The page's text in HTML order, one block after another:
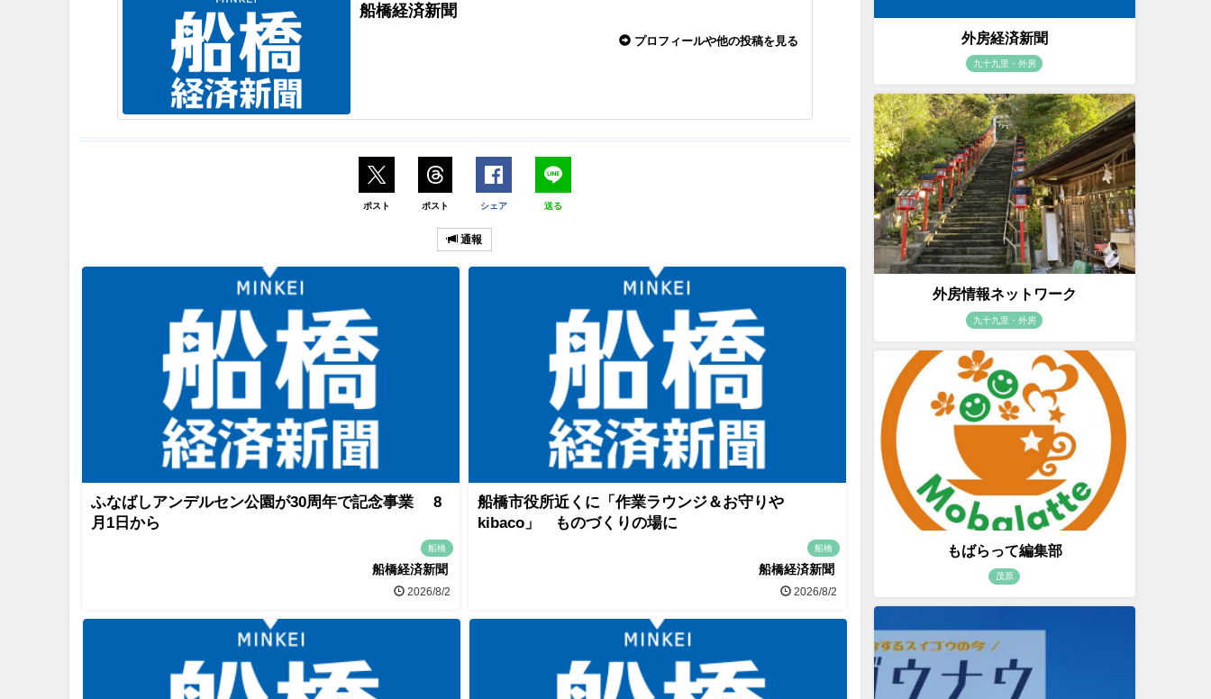
船橋経済新聞
プロフィールや他の投稿を見る
ポスト ポスト シェア 送る
通報
ふなばしアンデルセン公園が30周年で記念事業 8
月1日から
船橋
船橋経済新聞
2026/8/2
船橋市役所近くに「作業ラウンジ＆お守りや
kibaco」 ものづくりの場に
船橋
船橋経済新聞
2026/8/2
外房経済新聞
九十九里・外房
外房情報ネットワーク
九十九里・外房
もばらって編集部
茂原